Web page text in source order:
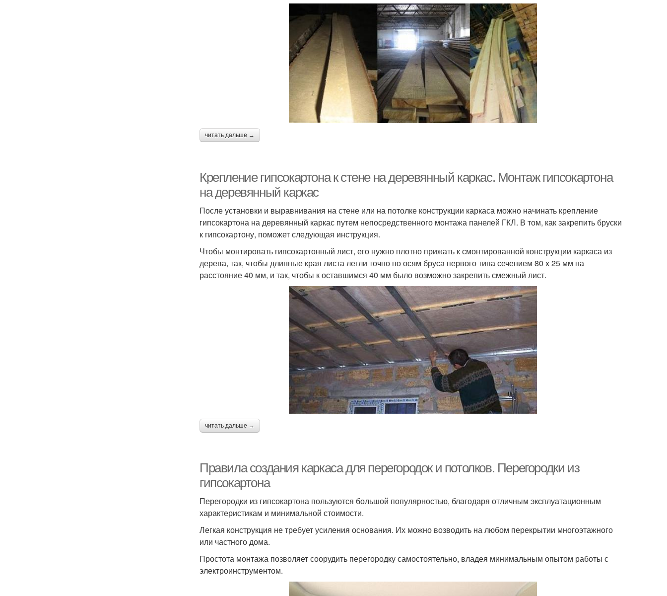
читать дальше →
Крепление гипсокартона к стене на деревянный каркас. Монтаж гипсокартона
на деревянный каркас
После установки и выравнивания на стене или на потолке конструкции каркаса можно начинать крепление
гипсокартона на деревянный каркас путем непосредственного монтажа панелей ГКЛ. В том, как закрепить бруски
к гипсокартону, поможет следующая инструкция.
Чтобы монтировать гипсокартонный лист, его нужно плотно прижать к смонтированной конструкции каркаса из
дерева, так, чтобы длинные края листа легли точно по осям бруса первого типа сечением 80 х 25 мм на
расстояние 40 мм, и так, чтобы к оставшимся 40 мм было возможно закрепить смежный лист.
читать дальше →
Правила создания каркаса для перегородок и потолков. Перегородки из
гипсокартона
Перегородки из гипсокартона пользуются большой популярностью, благодаря отличным эксплуатационным
характеристикам и минимальной стоимости.
Легкая конструкция не требует усиления основания. Их можно возводить на любом перекрытии многоэтажного
или частного дома.
Простота монтажа позволяет соорудить перегородку самостоятельно, владея минимальным опытом работы с
электроинструментом.